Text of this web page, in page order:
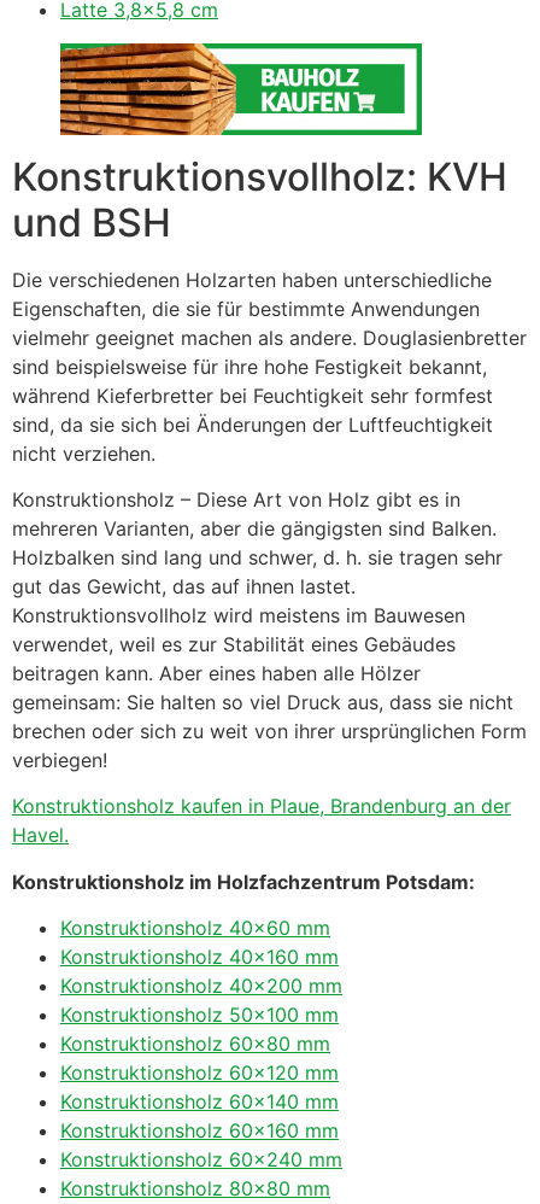
Latte 3,8×5,8 cm
Konstruktionsvollholz: KVH
und BSH
Die verschiedenen Holzarten haben unterschiedliche
Eigenschaften, die sie für bestimmte Anwendungen
vielmehr geeignet machen als andere. Douglasienbretter
sind beispielsweise für ihre hohe Festigkeit bekannt,
während Kieferbretter bei Feuchtigkeit sehr formfest
sind, da sie sich bei Änderungen der Luftfeuchtigkeit
nicht verziehen.
Konstruktionsholz – Diese Art von Holz gibt es in
mehreren Varianten, aber die gängigsten sind Balken.
Holzbalken sind lang und schwer, d. h. sie tragen sehr
gut das Gewicht, das auf ihnen lastet.
Konstruktionsvollholz wird meistens im Bauwesen
verwendet, weil es zur Stabilität eines Gebäudes
beitragen kann. Aber eines haben alle Hölzer
gemeinsam: Sie halten so viel Druck aus, dass sie nicht
brechen oder sich zu weit von ihrer ursprünglichen Form
verbiegen!
Konstruktionsholz kaufen in Plaue, Brandenburg an der
Havel.
Konstruktionsholz im Holzfachzentrum Potsdam:
Konstruktionsholz 40×60 mm
Konstruktionsholz 40×160 mm
Konstruktionsholz 40×200 mm
Konstruktionsholz 50×100 mm
Konstruktionsholz 60×80 mm
Konstruktionsholz 60×120 mm
Konstruktionsholz 60×140 mm
Konstruktionsholz 60×160 mm
Konstruktionsholz 60×240 mm
Konstruktionsholz 80×80 mm